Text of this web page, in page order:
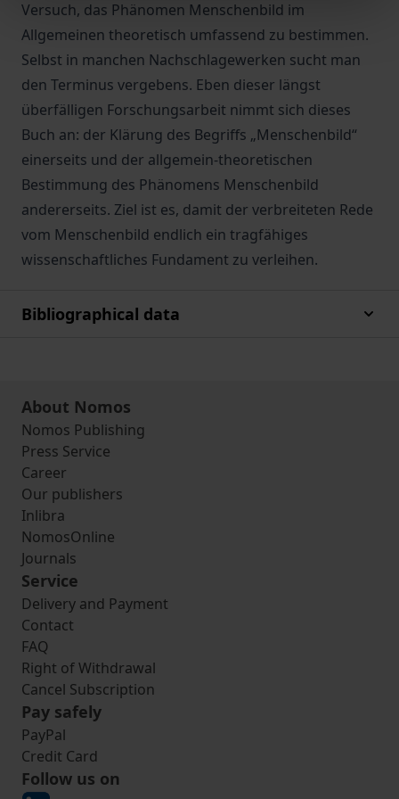
Versuch, das Phänomen Menschenbild im
Allgemeinen theoretisch umfassend zu bestimmen.
Selbst in manchen Nachschlagewerken sucht man
den Terminus vergebens. Eben dieser längst
überfälligen Forschungsarbeit nimmt sich dieses
Buch an: der Klärung des Begriffs „Menschenbild“
einerseits und der allgemein-theoretischen
Bestimmung des Phänomens Menschenbild
andererseits. Ziel ist es, damit der verbreiteten Rede
vom Menschenbild endlich ein tragfähiges
wissenschaftliches Fundament zu verleihen.
Bibliographical data
About Nomos
Nomos Publishing
Press Service
Career
Our publishers
Inlibra
NomosOnline
Journals
Service
Delivery and Payment
Contact
FAQ
Right of Withdrawal
Cancel Subscription
Pay safely
PayPal
Credit Card
Follow us on